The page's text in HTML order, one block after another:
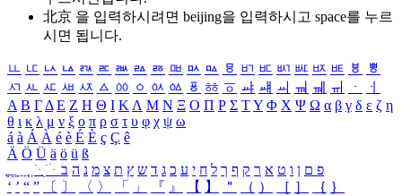
北京 을 입력하시려면 beijing을 입력하시고 space를 누르
시면 됩니다.
ㅥ ㅦ ㅧ ㅨ ㅩ ㅪ ㅫ ㅬ ㅭ ㅮ ㅯ ㅰ ㅱ ㅲ ㅳ ㅴ ㅵ ㅶ ㅷ ㅸ
ㅹ
ㅺ ㅻ ㅼ ㅽ ㅾ ㅿ ㆀ ㆁ ㆂ ㆃ ㆄ ㆅ ㆆ ㆇ ㆈ ㆉ ㆊ ㆋ ㆌ ㆍ
ㆎ
Α Β ΓΔ Ε Ζ Η Θ Ι ΚΛ Μ Ν Ξ Ο Π Ρ Σ ΤΥ Φ Χ Ψ Ω α β γ δ ε ζ η
θ ι κ λ μ ν ξ ο π ρ σ τ υ φ χ ψ ω
á à Á À é è É È ç Ç ê
Ä Ö Ü ä ö ü ß
ִֶֹ ֻּ ׁׂ פ ם ן ו ט א ר ק ף ך ל ח י ע כ ג ד ש ץ ת צ מ נ ה ב
‘ ’ “ ” 〔 〕 〈 〉 「 」 『 』 【 】 ＂ （ ） ［ ］ ｛ ｝